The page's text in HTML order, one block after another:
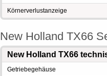
Körnerverlustanzeige
New Holland TX66
New Holland TX66
Getriebegehäuse